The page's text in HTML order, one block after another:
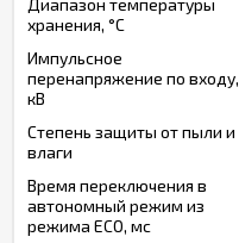
Диапазон температуры
хранения, °С
Импульсное
перенапряжение по входу,
кВ
Степень защиты от пыли и
влаги
Время переключения в
автономный режим из
режима ECO, мс